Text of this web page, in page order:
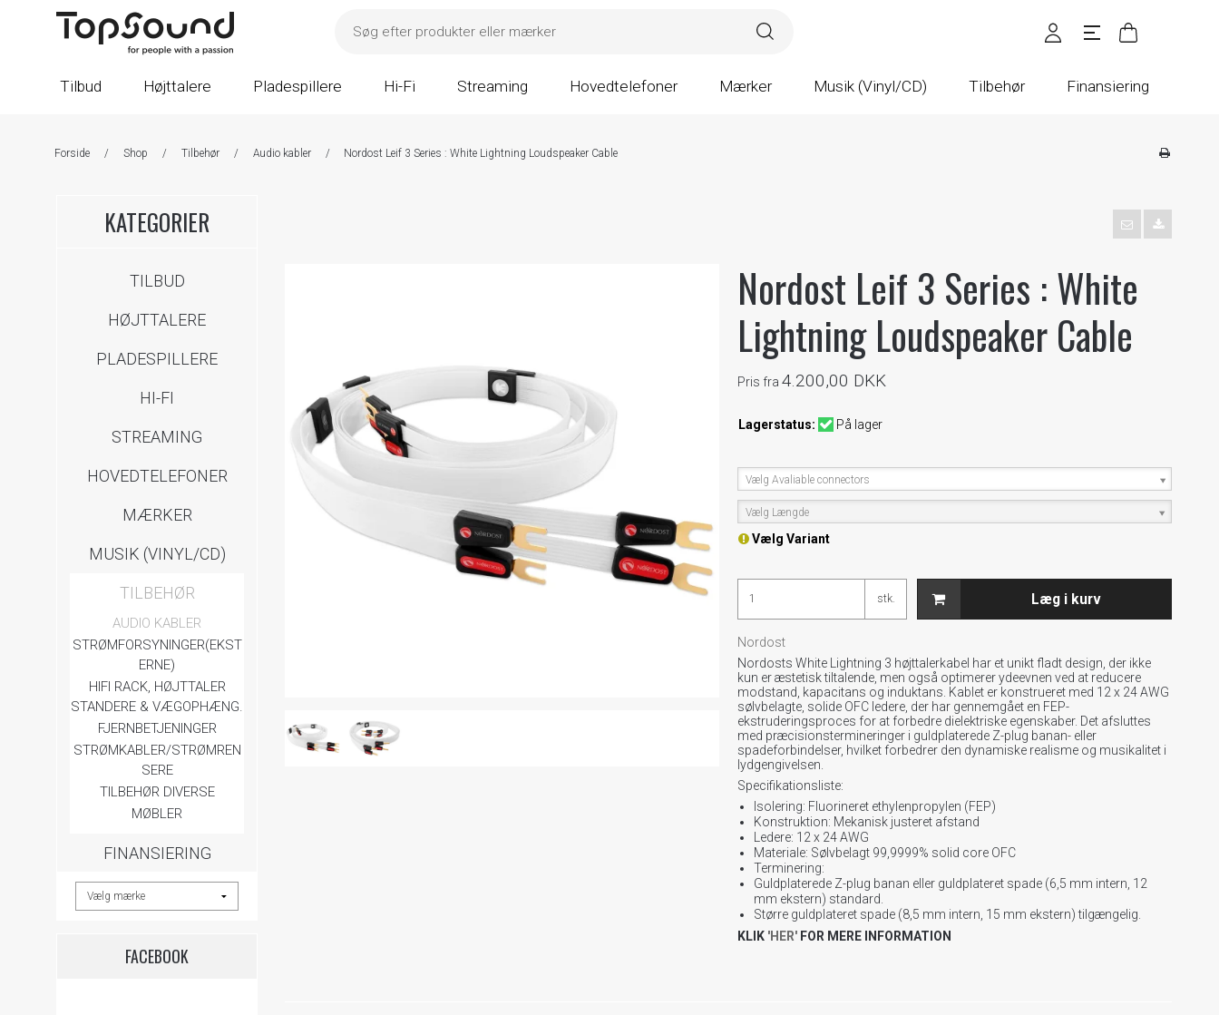
Tilbud Højttalere Pladespillere Hi-Fi Streaming Hovedtelefoner Mærker Musik (Vinyl/CD) Tilbehør Finansiering
Forside / Shop / Tilbehør / Audio kabler / Nordost Leif 3 Series : White Lightning Loudspeaker Cable
KATEGORIER
TILBUD
HØJTTALERE
PLADESPILLERE
HI-FI
STREAMING
HOVEDTELEFONER
MÆRKER
MUSIK (VINYL/CD)
TILBEHØR
AUDIO KABLER
STRØMFORSYNINGER(EKST
ERNE)
HIFI RACK, HØJTTALER
STANDERE & VÆGOPHÆNG.
FJERNBETJENINGER
STRØMKABLER/STRØMREN
SERE
TILBEHØR DIVERSE
MØBLER
FINANSIERING
FACEBOOK
Nordost Leif 3 Series : White
Lightning Loudspeaker Cable
Pris fra 4.200,00 DKK
Lagerstatus: På lager
Vælg Avaliable connectors
Vælg Længde
Vælg Variant
stk. Læg i kurv
Nordost
Nordosts White Lightning 3 højttalerkabel har et unikt fladt design, der ikke
kun er æstetisk tiltalende, men også optimerer ydeevnen ved at reducere
modstand, kapacitans og induktans. Kablet er konstrueret med 12 x 24 AWG
sølvbelagte, solide OFC ledere, der har gennemgået en FEP-
ekstruderingsproces for at forbedre dielektriske egenskaber. Det afsluttes
med præcisionstermineringer i guldplaterede Z-plug banan- eller
spadeforbindelser, hvilket forbedrer den dynamiske realisme og musikalitet i
lydgengivelsen.
Specifikationsliste:
Isolering: Fluorineret ethylenpropylen (FEP)
Konstruktion: Mekanisk justeret afstand
Ledere: 12 x 24 AWG
Materiale: Sølvbelagt 99,9999% solid core OFC
Terminering:
Guldplaterede Z-plug banan eller guldplateret spade (6,5 mm intern, 12
mm ekstern) standard.
Større guldplateret spade (8,5 mm intern, 15 mm ekstern) tilgængelig.
KLIK 'HER' FOR MERE INFORMATION